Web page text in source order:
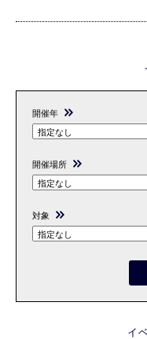
開催年
開催場所
対象
イ